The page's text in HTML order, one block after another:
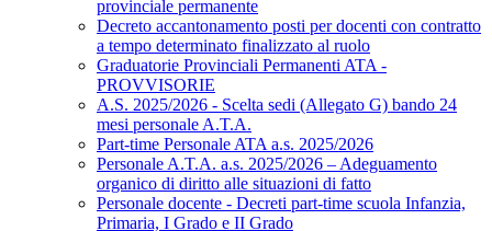
provinciale permanente
Decreto accantonamento posti per docenti con contratto
a tempo determinato finalizzato al ruolo
Graduatorie Provinciali Permanenti ATA -
PROVVISORIE
A.S. 2025/2026 - Scelta sedi (Allegato G) bando 24
mesi personale A.T.A.
Part-time Personale ATA a.s. 2025/2026
Personale A.T.A. a.s. 2025/2026 – Adeguamento
organico di diritto alle situazioni di fatto
Personale docente - Decreti part-time scuola Infanzia,
Primaria, I Grado e II Grado